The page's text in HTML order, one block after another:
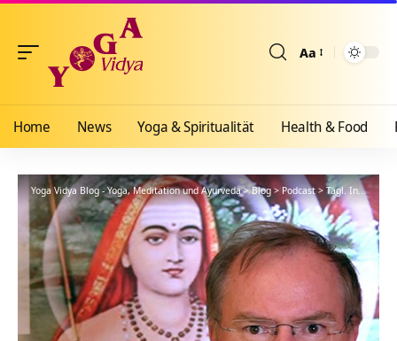
Aa
Home News Yoga & Spiritualität Health & Food
Yoga Vidya Blog - Yoga, Meditation und Ayurveda>Blog> Podcast> Tägl. Inspiration